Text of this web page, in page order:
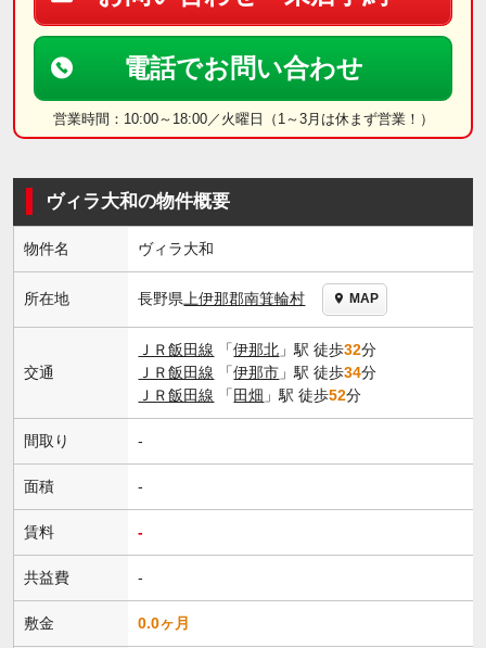
電話でお問い合わせ
営業時間：10:00～18:00／火曜日（1～3月は休まず営業！）
ヴィラ大和の物件概要
物件名 ヴィラ大和
所在地 長野県 上伊那郡南箕輪村 MAP
交通
ＪＲ飯田線 「伊那北 」駅 徒歩32分
ＪＲ飯田線 「伊那市 」駅 徒歩34分
ＪＲ飯田線 「 田畑 」駅 徒歩52分
間取り -
面積 -
賃料 -
共益費 -
敷金 0.0ヶ月